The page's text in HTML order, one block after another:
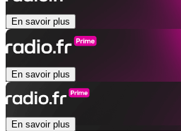
En savoir plus
En savoir plus
En savoir plus